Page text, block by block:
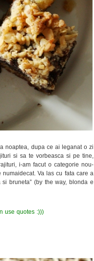
noaptea, dupa ce ai leganat o zi
si sa te vorbeasca si pe tine,
i-am facut o categorie nou-
Va las cu fata care a
bruneta” (by the way, blonda e
use quotes :)))